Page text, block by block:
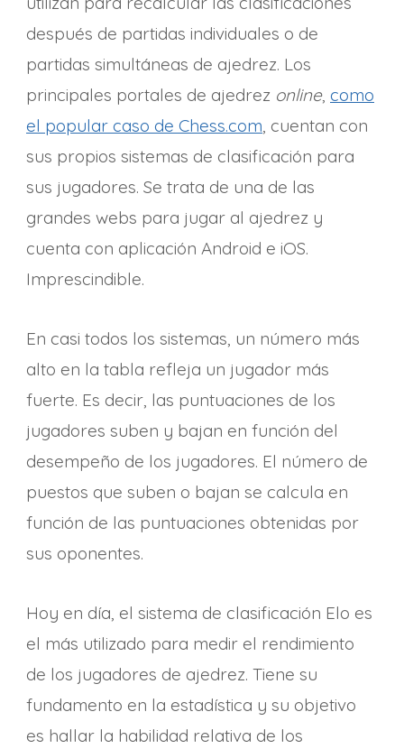
después de partidas individuales o de
partidas simultáneas de ajedrez. Los
principales portales de ajedrez online, como
el popular caso de Chess.com, cuentan con
sus propios sistemas de clasificación para
sus jugadores. Se trata de una de las
grandes webs para jugar al ajedrez y
cuenta con aplicación Android e iOS.
Imprescindible.
En casi todos los sistemas, un número más
alto en la tabla refleja un jugador más
fuerte. Es decir, las puntuaciones de los
jugadores suben y bajan en función del
desempeño de los jugadores. El número de
puestos que suben o bajan se calcula en
función de las puntuaciones obtenidas por
sus oponentes.
Hoy en día, el sistema de clasificación Elo es
el más utilizado para medir el rendimiento
de los jugadores de ajedrez. Tiene su
fundamento en la estadística y su objetivo
es hallar la habilidad relativa de los